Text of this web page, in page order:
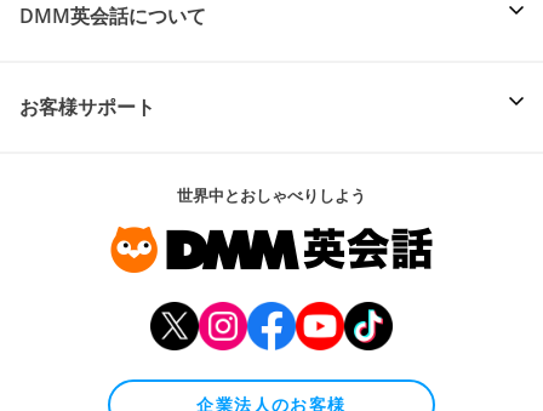
DMM英会話について
お客様サポート
世界中とおしゃべりしよう
企業法人のお客様